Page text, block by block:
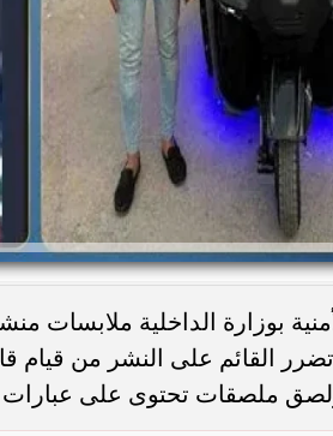
بوزارة الداخلية ملابسات
القائم على النشر من
ملصقات تحتوى على عبارات
رحلت في أثناء أداء رسالتها..
بمستشفى بني عبيد